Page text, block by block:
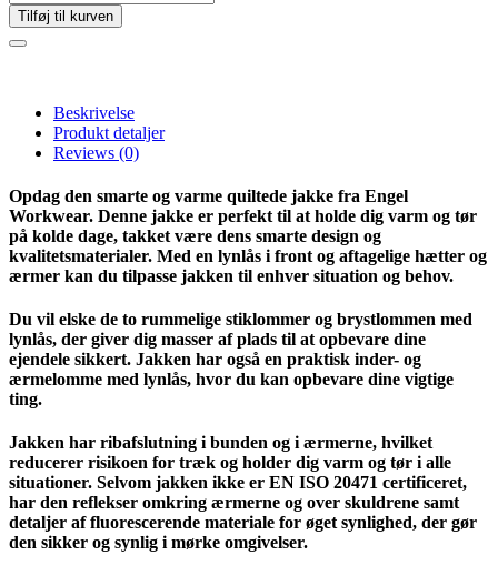
Tilføj til kurven
Beskrivelse
Produkt detaljer
Reviews (0)
Opdag den smarte og varme quiltede jakke fra Engel
Workwear. Denne jakke er perfekt til at holde dig varm og tør
på kolde dage, takket være dens smarte design og
kvalitetsmaterialer. Med en lynlås i front og aftagelige hætter og
ærmer kan du tilpasse jakken til enhver situation og behov.
Du vil elske de to rummelige stiklommer og brystlommen med
lynlås, der giver dig masser af plads til at opbevare dine
ejendele sikkert. Jakken har også en praktisk inder- og
ærmelomme med lynlås, hvor du kan opbevare dine vigtige
ting.
Jakken har ribafslutning i bunden og i ærmerne, hvilket
reducerer risikoen for træk og holder dig varm og tør i alle
situationer. Selvom jakken ikke er EN ISO 20471 certificeret,
har den reflekser omkring ærmerne og over skuldrene samt
detaljer af fluorescerende materiale for øget synlighed, der gør
den sikker og synlig i mørke omgivelser.